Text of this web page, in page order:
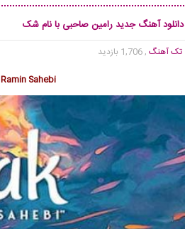
دانلود آهنگ جدید رامین صاحبی با نام شک
تک آهنگ, 1,706 بازدید
Ramin Sahebi